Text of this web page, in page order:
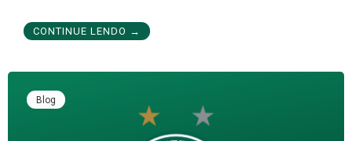
CONTINUE LENDO →
Blog